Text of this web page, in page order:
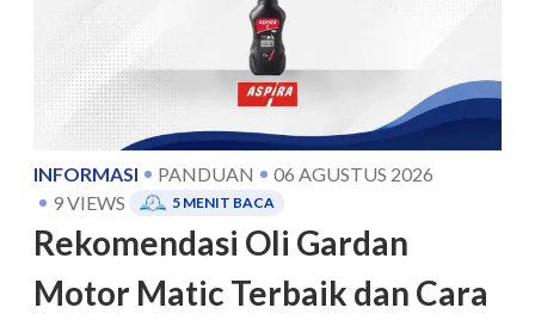
INFORMASI PANDUAN
06 AGUSTUS 2026
9VIEWS 5 MENIT BACA
Rekomendasi Oli Gardan
Motor Matic Terbaik dan Cara